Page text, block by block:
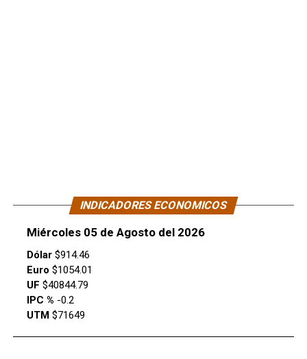
INDICADORES ECONOMICOS
Miércoles 05 de Agosto del 2026
Dólar$914.46
Euro $1054.01
UF $40844.79
IPC % -0.2
UTM$71649